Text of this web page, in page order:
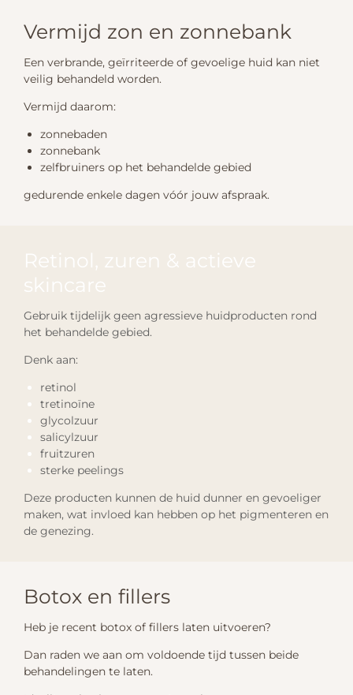
Vermijd zon en zonnebank
Een verbrande, geïrriteerde of gevoelige huid kan niet
veilig behandeld worden.
Vermijd daarom:
zonnebaden
zonnebank
zelfbruiners op het behandelde gebied
gedurende enkele dagen vóór jouw afspraak.
Retinol, zuren & actieve
skincare
Gebruik tijdelijk geen agressieve huidproducten rond
het behandelde gebied.
Denk aan:
retinol
tretinoïne
glycolzuur
salicylzuur
fruitzuren
sterke peelings
Deze producten kunnen de huid dunner en gevoeliger
maken, wat invloed kan hebben op het pigmenteren en
de genezing.
Botox en fillers
Heb je recent botox of fillers laten uitvoeren?
Dan raden we aan om voldoende tijd tussen beide
behandelingen te laten.